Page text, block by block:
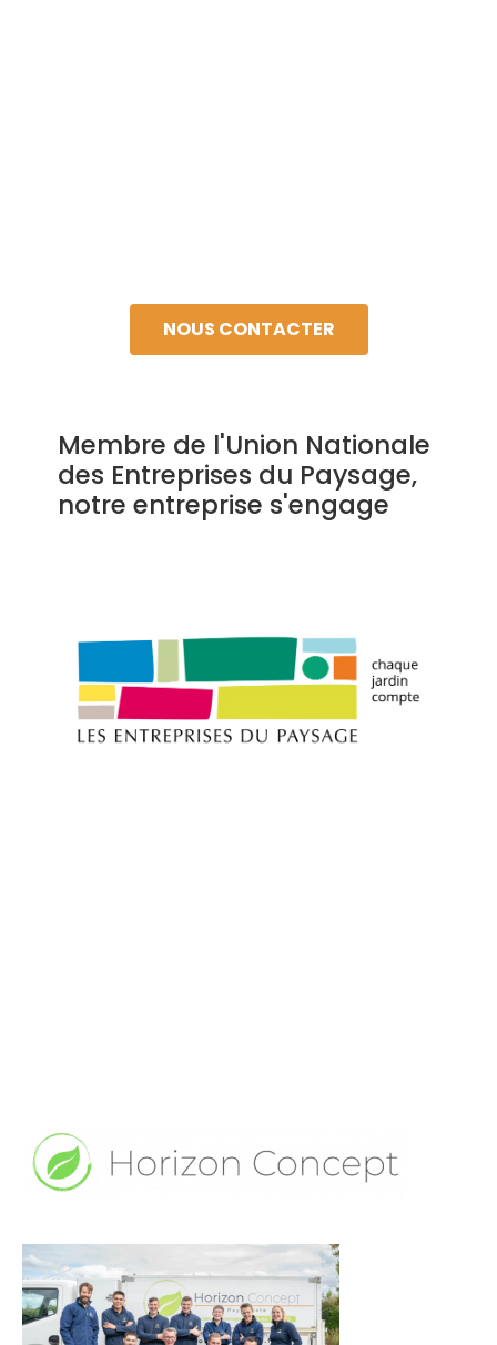
NOUS CONTACTER
Membre de l'Union Nationale
des Entreprises du Paysage,
notre entreprise s'engage